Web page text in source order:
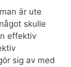
är ute
skulle
effektiv
sig av med